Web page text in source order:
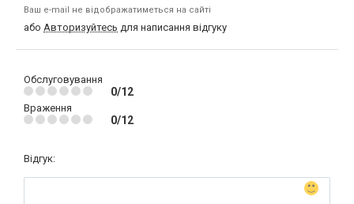
Ваш e-mail не відображатиметься на сайті
або Авторизуйтесь для написання відгуку
Обслуговування
0/12
Враження
0/12
Відгук: